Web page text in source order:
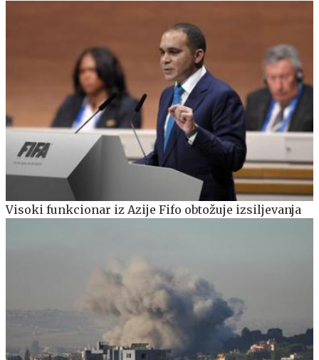
Visoki funkcionar iz Azije Fifo obtožuje izsiljevanja